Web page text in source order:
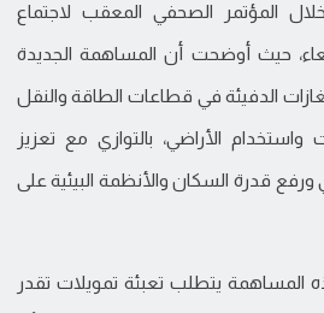
المؤتمر الصحفي المعقب لاجتماع
حيث أوضحت أن المساهمة الجديدة
الدفيئة في قطاعات الطاقة والنقل
واستخدام الأراضي، بالتوازي مع تعزيز
ورفع قدرة السكان والأنظمة البيئية على
المساهمة يتطلب تعبئة تمويلات تقدر